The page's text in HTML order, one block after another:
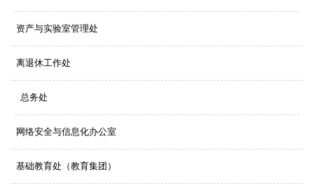
资产与实验室管理处
离退休工作处
总务处
网络安全与信息化办公室
基础教育处（教育集团）